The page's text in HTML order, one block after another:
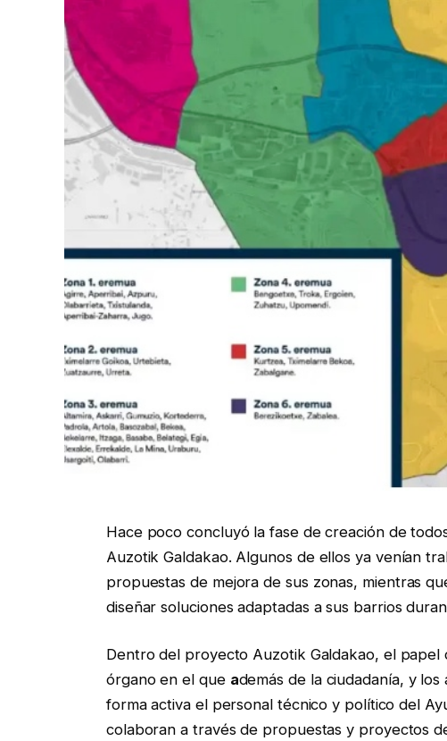
Hace poco concluyó la fase de creación de
Auzotik Galdakao. Algunos de ellos ya venían
propuestas de mejora de sus zonas, mientras
diseñar soluciones adaptadas a sus barrios
Dentro del proyecto Auzotik Galdakao, el
órgano en el que además de la ciudadanía, y
forma activa el personal técnico y político del
colaboran a través de propuestas y proyectos